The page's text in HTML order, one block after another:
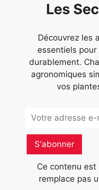
Les
Découvrez les
essentiels
durablement.
agronomiques
vos
S'abonner
Ce contenu
remplace pas